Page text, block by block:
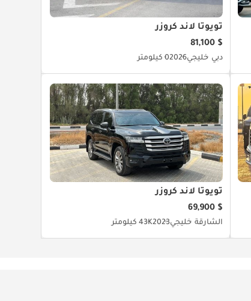
تويوتا لاند كروزر
$ 81,100
دبي خليجي20260 كيلومتر
تويوتا لاند كروزر
$ 69,900
الشارقة خليجي202343K كيلومتر